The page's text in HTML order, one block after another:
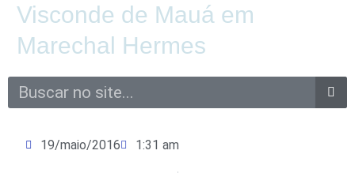
Visconde de Mauá em
Marechal Hermes
Search
19/maio/2016 1:31 am